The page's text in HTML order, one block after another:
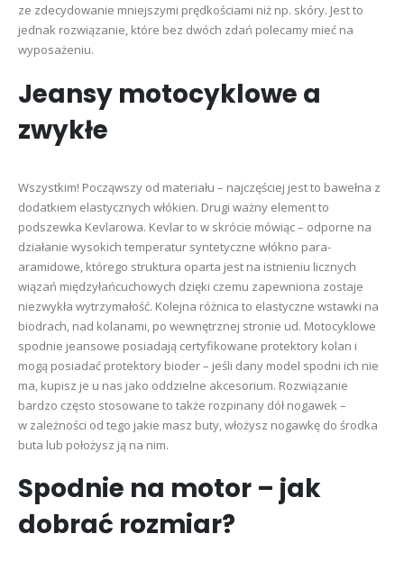
ze zdecydowanie mniejszymi prędkościami niż np. skóry. Jest to
jednak rozwiązanie, które bez dwóch zdań polecamy mieć na
wyposażeniu.
Jeansy motocyklowe a
zwykłe
Wszystkim! Począwszy od materiału – najczęściej jest to bawełna z
dodatkiem elastycznych włókien. Drugi ważny element to
podszewka Kevlarowa. Kevlar to w skrócie mówiąc – odporne na
działanie wysokich temperatur syntetyczne włókno para-
aramidowe, którego struktura oparta jest na istnieniu licznych
wiązań międzyłańcuchowych dzięki czemu zapewniona zostaje
niezwykła wytrzymałość. Kolejna różnica to elastyczne wstawki na
biodrach, nad kolanami, po wewnętrznej stronie ud. Motocyklowe
spodnie jeansowe posiadają certyfikowane protektory kolan i
mogą posiadać protektory bioder – jeśli dany model spodni ich nie
ma, kupisz je u nas jako oddzielne akcesorium. Rozwiązanie
bardzo często stosowane to także rozpinany dół nogawek –
w zależności od tego jakie masz buty, włożysz nogawkę do środka
buta lub położysz ją na nim.
Spodnie na motor – jak
dobrać rozmiar?